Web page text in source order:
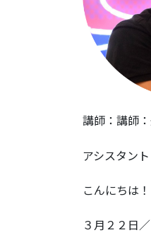
講師：講師
アシスタン
こんにちは
３月２２日